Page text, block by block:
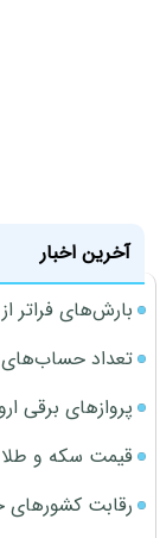
آخرین اخبار
بارش‌های فراتر
تعداد حساب‌های
پروازهای برقی اروپا تا 2030
قیمت سکه و طلا پنج‌شنبه
رقابت کشورهای